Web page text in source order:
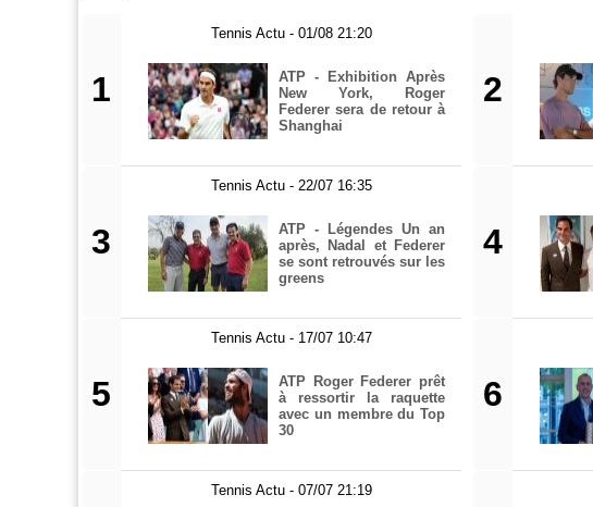
1
Tennis Actu - 01/08 21:20
ATP - Exhibition Après
New York, Roger
Federer sera de retour à
Shanghai
2
3
Tennis Actu - 22/07 16:35
ATP - Légendes Un an
après, Nadal et Federer
se sont retrouvés sur les
greens
4
5
Tennis Actu - 17/07 10:47
ATP Roger Federer prêt
à ressortir la raquette
avec un membre du Top
30
6
Tennis Actu - 07/07 21:19